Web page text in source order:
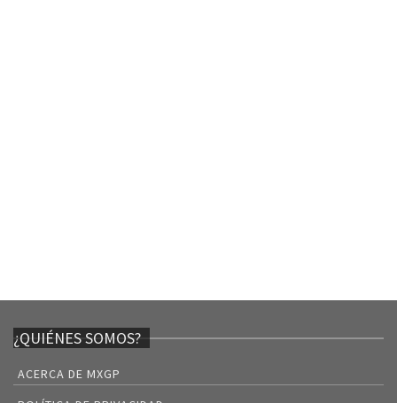
¿QUIÉNES SOMOS?
ACERCA DE MXGP